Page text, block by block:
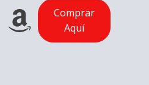
Comprar
Aquí